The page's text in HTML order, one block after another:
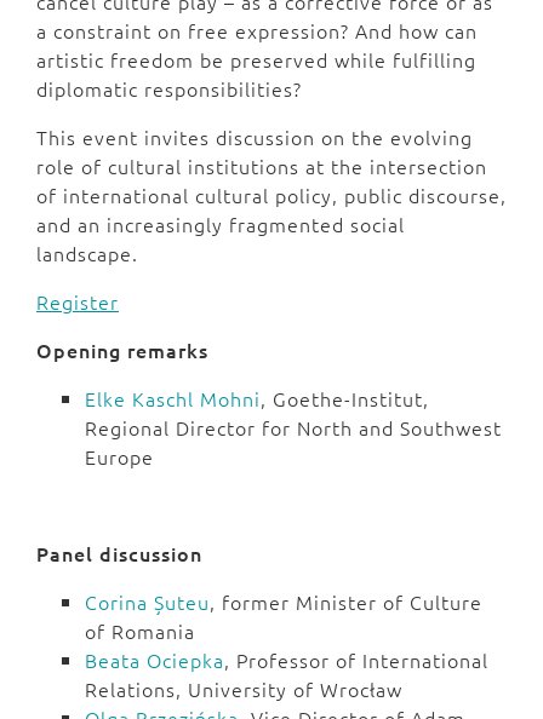
a constraint on free expression? And how can
artistic freedom be preserved while fulfilling
diplomatic responsibilities?
This event invites discussion on the evolving
role of cultural institutions at the intersection
of international cultural policy, public discourse,
and an increasingly fragmented social
landscape.
Register
Opening remarks
Elke Kaschl Mohni, Goethe-Institut,
Regional Director for North and Southwest
Europe
Panel discussion
Corina Șuteu, former Minister of Culture
of Romania
Beata Ociepka, Professor of International
Relations, University of Wrocław